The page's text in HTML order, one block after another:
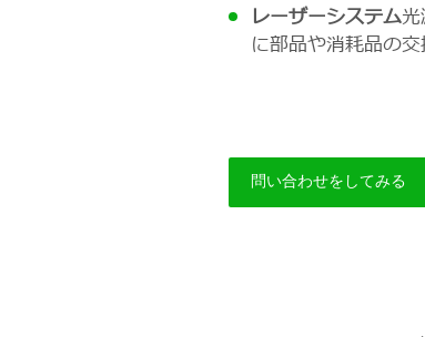
レーザーシステム光
に部品や消耗品の
問い合わせをしてみる